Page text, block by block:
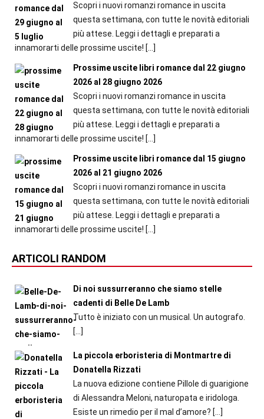
Scopri i nuovi romanzi romance in uscita
questa settimana, con tutte le novità editoriali
più attese. Leggi i dettagli e preparati a
innamorarti delle prossime uscite! […]
Prossime uscite libri romance dal 22 giugno
2026 al 28 giugno 2026
Scopri i nuovi romanzi romance in uscita
questa settimana, con tutte le novità editoriali
più attese. Leggi i dettagli e preparati a
innamorarti delle prossime uscite! […]
Prossime uscite libri romance dal 15 giugno
2026 al 21 giugno 2026
Scopri i nuovi romanzi romance in uscita
questa settimana, con tutte le novità editoriali
più attese. Leggi i dettagli e preparati a
innamorarti delle prossime uscite! […]
ARTICOLI RANDOM
Di noi sussurreranno che siamo stelle
cadenti di Belle De Lamb
Tutto è iniziato con un musical. Un autografo.
[…]
La piccola erboristeria di Montmartre di
Donatella Rizzati
La nuova edizione contiene Pillole di guarigione
di Alessandra Meloni, naturopata e iridologa.
Esiste un rimedio per il mal d’amore? […]